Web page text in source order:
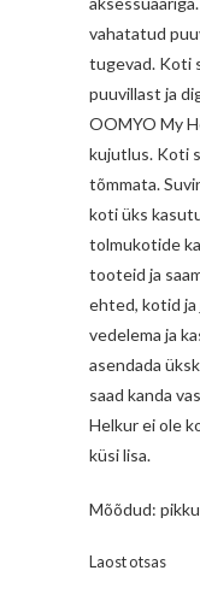
vahatatud
tugevad. Koti
puuvillast ja
OOMYO My
kujutlus. Koti
tõmmata.
koti üks
tolmukotide
tooteid ja
ehted, kotid ja
vedelema ja
asendada
saad kanda
Helkur ei ole
küsi lisa.
Mõõdud:
Laost otsas